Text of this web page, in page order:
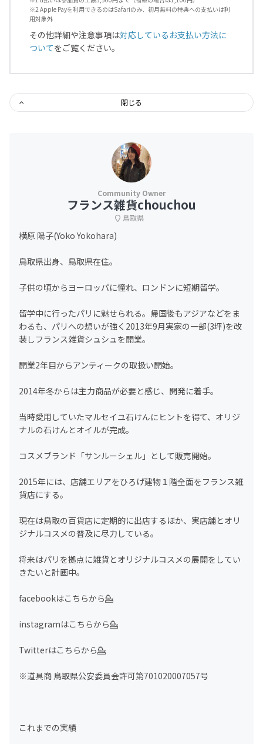
※2 Apple Payを利用できるのはSafariのみ、初月無料の特典への支払いは利
用対象外
その他詳細や注意事項は対応しているお支払い方法に
ついてをご覧ください。
閉じる
フランス雑貨chouchou
鳥取県
横原 陽子(Yoko Yokohara)
鳥取県出身、鳥取県在住。
子供の頃からヨーロッパに憧れ、ロンドンに短期留学。
留学中に行ったパリに魅せられる。帰国後もアジアなどをま
わるも、パリへの想いが強く2013年9月実家の一部(3坪)を改
装しフランス雑貨シュシュを開業。
開業2年目からアンティークの取扱い開始。
2014年冬からは主力商品が必要と感じ、開発に着手。
当時愛用していたマルセイユ石けんにヒントを得て、オリジ
ナルの石けんとオイルが完成。
コスメブランド「サンルーシェル」として販売開始。
2015年には、店舗エリアをひろげ建物１階全面をフランス雑
貨店にする。
現在は鳥取の百貨店に定期的に出店するほか、実店舗とオリ
ジナルコスメの普及に尽力している。
将来はパリを拠点に雑貨とオリジナルコスメの展開をしてい
きたいと計画中。
facebookはこちらから💁‍
instagramはこちらから💁‍
Twitterはこちらから💁‍
※道具商 鳥取県公安委員会許可第701020007057号
これまでの実績